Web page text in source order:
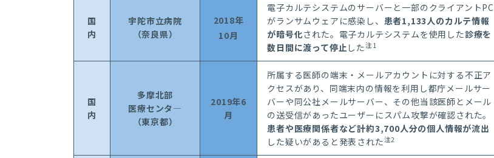
国
内
宇陀市立病院
（奈良県）
2018年
10月
電子カルテシステムのサーバーと 一部のクライアントPC
がランサムウェアに感染し、 患者1,133 人のカルテ情報
が暗号化された。 電子カルテシステムを使用した診療を
数日間に渡って停止 した注 1
国
内
多摩北部
医療センタ―
（東京都）
2019年6
月
所属する医師の端末・メールアカウントに対する不正ア
クセスがあり、同端末内の情報を利用し都庁 メールサー
バーや同公社 メールサーバー、 その他当該医師とメール
の送受信があったユーザーにスパム攻撃が確認された。
患者や医療関係者など計約3,700人分の個人情報が流出
した疑いがあると発表された注2